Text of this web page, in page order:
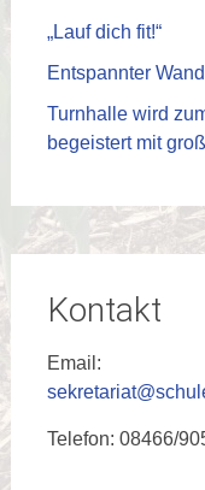
„Lauf dich fit!“
Entspannter
Turnhalle wird
begeistert mit
Kontakt
Email:
Telefon: 08466/